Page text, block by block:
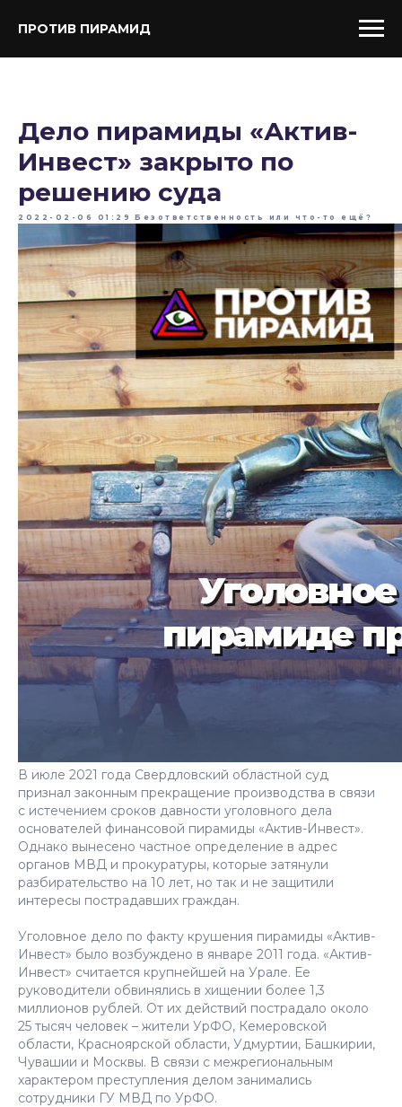
ПРОТИВ ПИРАМИД
Дело пирамиды «Актив-
Инвест» закрыто по
решению суда
2022-02-06 01:29 Безответственность или что-то ещё?
В июле 2021 года Свердловский областной суд
признал законным прекращение производства в связи
с истечением сроков давности уголовного дела
основателей финансовой пирамиды «Актив-Инвест».
Однако вынесено частное определение в адрес
органов МВД и прокуратуры, которые затянули
разбирательство на 10 лет, но так и не защитили
интересы пострадавших граждан.
Уголовное дело по факту крушения пирамиды «Актив-
Инвест» было возбуждено в январе 2011 года. «Актив-
Инвест» считается крупнейшей на Урале. Ее
руководители обвинялись в хищении более 1,3
миллионов рублей. От их действий пострадало около
25 тысяч человек – жители УрФО, Кемеровской
области, Красноярской области, Удмуртии, Башкирии,
Чувашии и Москвы. В связи с межрегиональным
характером преступления делом занимались
сотрудники ГУ МВД по УрФО.